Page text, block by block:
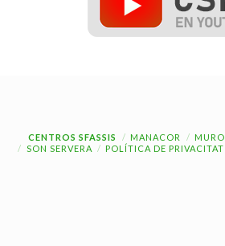
CENTROS SFASSIS MANACOR MURO
SON SERVERA
POLÍTICA DE PRIVACITAT